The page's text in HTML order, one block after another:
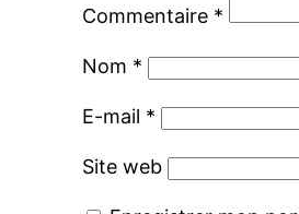
Commentaire *
Nom *
E-mail *
Site web